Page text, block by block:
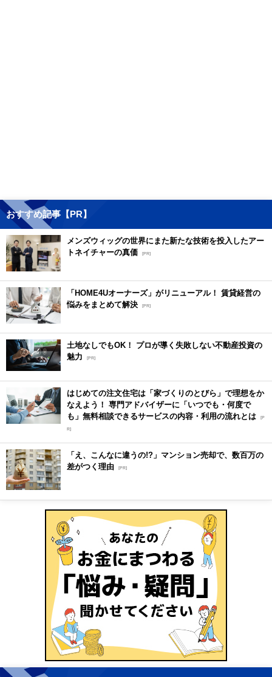
おすすめ記事【PR】
メンズウィッグの世界にまた新たな技術を投入したアー
トネイチャーの真価 [PR]
「HOME4Uオーナーズ」がリニューアル！ 賃貸経営の
悩みをまとめて解決 [PR]
土地なしでもOK！ プロが導く失敗しない不動産投資の
魅力
[PR]
はじめての注文住宅は「家づくりのとびら」で理想をか
なえよう！ 専門アドバイザーに「いつでも・何度で
も」無料相談できるサービスの内容・利用の流れとは [P
R]
「え、こんなに違うの!?」マンション売却で、数百万の
差がつく理由 [PR]